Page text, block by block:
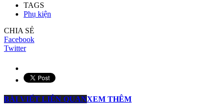
TAGS
Phụ kiện
CHIA SẺ
Facebook
Twitter
BÀI VIẾT LIÊN QUANXEM THÊM